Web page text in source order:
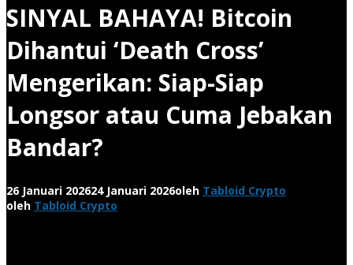
SINYAL BAHAYA! Bitcoin
Dihantui ‘Death Cross’
Mengerikan: Siap-Siap
Longsor atau Cuma Jebakan
Bandar?
26 Januari 202624 Januari 2026oleh Tabloid Crypto
oleh Tabloid Crypto